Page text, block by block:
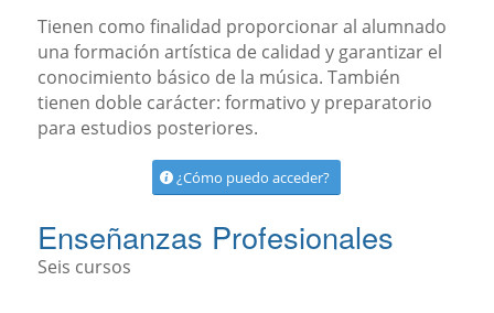
Tienen como finalidad proporcionar al alumnado
una formación artística de calidad y garantizar el
conocimiento básico de la música. También
tienen doble carácter: formativo y preparatorio
para estudios posteriores.
¿Cómo puedo acceder?
Enseñanzas Profesionales
Seis cursos